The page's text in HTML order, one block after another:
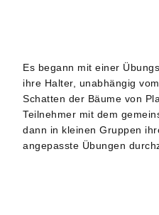
Es begann mit einer
ihre Halter, unabhängig
Schatten der Bäume von
Teilnehmer mit dem
dann in kleinen Gruppen
angepasste Übungen